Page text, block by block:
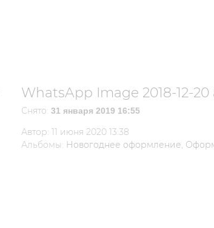
WhatsApp Image 2018-12-20
Снято: 31 января 2019 16:55
Автор: 11 июня 2020 13:38
Альбомы: Новогоднее оформление,